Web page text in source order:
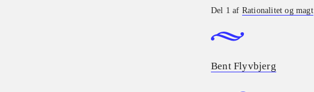
Del 1 af Rationalitet og magt
Bent Flyvbjerg